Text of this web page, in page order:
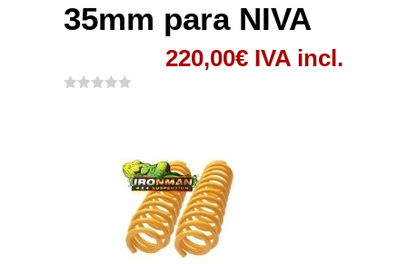
35mm para NIVA
220,00€ IVA incl.